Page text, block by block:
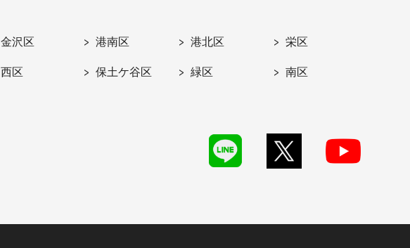
金沢区 港南区 港北区 栄区
西区 保土ケ谷区 緑区 南区